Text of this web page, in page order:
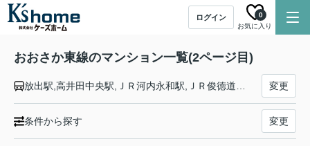
ログイン
お気に入り
0
おおさか東線のマンション一覧(2ページ目)
変更
条件から探す 変更